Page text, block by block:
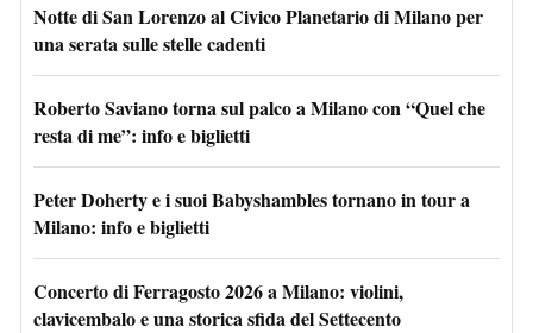
Notte di San Lorenzo al Civico Planetario di Milano per
una serata sulle stelle cadenti
Roberto Saviano torna sul palco a Milano con “Quel che
resta di me”: info e biglietti
Peter Doherty e i suoi Babyshambles tornano in tour a
Milano: info e biglietti
Concerto di Ferragosto 2026 a Milano: violini,
clavicembalo e una storica sfida del Settecento